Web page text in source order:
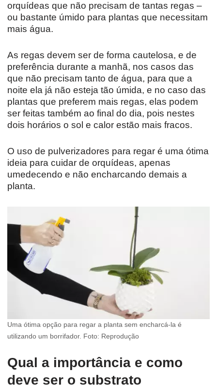
orquídeas que não precisam de tantas regas –
ou bastante úmido para plantas que necessitam
mais água.
As regas devem ser de forma cautelosa, e de
preferência durante a manhã, nos casos das
que não precisam tanto de água, para que a
noite ela já não esteja tão úmida, e no caso das
plantas que preferem mais regas, elas podem
ser feitas também ao final do dia, pois nestes
dois horários o sol e calor estão mais fracos.
O uso de pulverizadores para regar é uma ótima
ideia para cuidar de orquídeas, apenas
umedecendo e não encharcando demais a
planta.
Uma ótima opção para regar a planta sem encharcá-la é
utilizando um borrifador. Foto: Reprodução
Qual a importância e como
deve ser o substrato